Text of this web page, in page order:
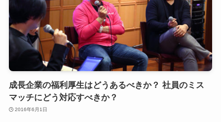
成長企業の福利厚生はどうあるべきか？ 社員のミス
マッチにどう対応すべきか？
2016年6月1日